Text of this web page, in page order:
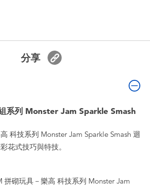
分享
系列 Monster Jam Sparkle Smash
科技系列 Monster Jam Sparkle Smash 迴
花式技巧與特技。
拼砌玩具－樂高 科技系列 Monster Jam